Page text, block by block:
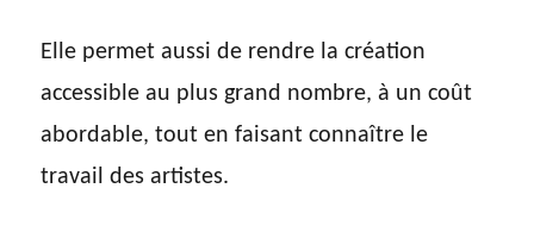
Elle permet aussi de rendre la création
accessible au plus grand nombre, à un coût
abordable, tout en faisant connaître le
travail des artistes.